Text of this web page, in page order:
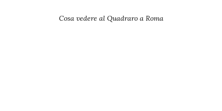
Cosa vedere al Quadraro a Roma